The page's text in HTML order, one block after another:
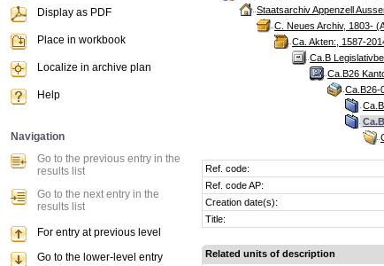
Staatsarchiv Appenzell
C. Neues Archiv, 1803-
Ca. Akten:, 1587-
Ca.B
Ca.B26
Ca.B26-
Ref. code:
Ref. code AP:
Creation date(s):
Title:
Related units of description
Display as PDF
Place in workbook
Localize in archive plan
Help
Navigation
Go to the previous entry in the
results list
Go to the next entry in the
results list
For entry at previous level
Go to the lower-level entry